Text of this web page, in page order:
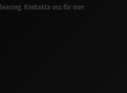
Kontakta oss för mer